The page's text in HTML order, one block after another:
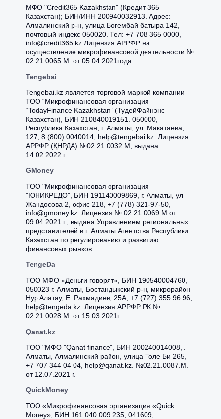
МФО "Credit365 Kazakhstan" (Кредит 365
Казахстан); БИН/ИНН 200940032913. Адрес:
Алмалинский р-н, улица Богембай батыра 142,
почтовый индекс 050020. Тел: +7 708 365 0000,
info@credit365.kz Лицензия АРРФР на
осуществление микрофинансовой деятельности №
02.21.0065.M. от 05.04.2021года.
Tengebai
Tengebai.kz является торговой маркой компании
ТОО “Микрофинансовая организация
“TodayFinance Kazakhstan” (ТудейФайнэнс
Казахстан), БИН 210840019151. 050000,
Республика Казахстан, г. Алматы, ул. Макатаева,
127, 8 (800) 0040014, help@tengebai.kz. Лицензия
APPФР (ҚНРДА) №02.21.0032.М, выдана
14.02.2022 г.
GMoney
ТОО "Микрофинансовая организация
"ЮНИКРЕДО", БИН 191140009869, г. Aлмaты, ул.
Жaндocoвa 2, oфиc 218, +7 (778) 321-97-50,
info@gmoney.kz. Лицензия № 02.21.0069.M от
09.04.2021 г., выдана Управлением региональных
представителей в г. Алматы Агентства Республики
Казахстан по регулированию и развитию
финансовых рынков.
TengeDa
ТОО МФО «Деньги говорят», БИН 190540004760,
050023 г. Aлмaты, Бocтaндыкcкий p-н, микpopaйoн
Нуp Aлaтaу, E. Paxмaдиeв, 25A, +7 (727) 355 96 96,
help@tengeda.kz. Лицензия АРРФР РК №
02.21.0028.M. от 15.03.2021г
Qanat.kz
ТОО "МФО "Qanat finance", БИН 200240014008, .
Aлмaты, Aлмaлинcкий paйoн, улицa Toлe Би 265,
+7 707 344 04 04, help@qanat.kz. №02.21.0087.М.
от 12.07.2021 г.
QuickMoney
ТОО «Микрофинансовая организация «Quick
Money», БИН 161 040 009 235, 041609,